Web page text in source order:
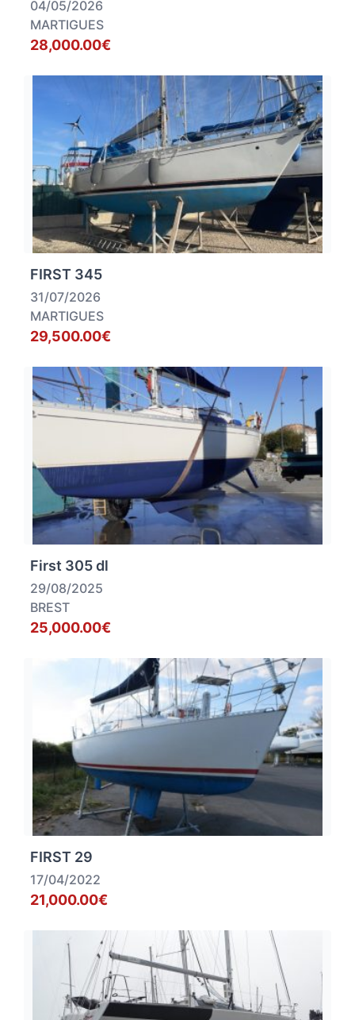
04/05/2026
MARTIGUES
28,000.00€
FIRST 345
31/07/2026
MARTIGUES
29,500.00€
First 305 dl
29/08/2025
BREST
25,000.00€
FIRST 29
17/04/2022
21,000.00€